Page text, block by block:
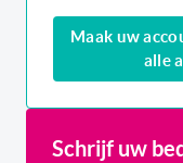
Maak uw
alle
Schrijf uw